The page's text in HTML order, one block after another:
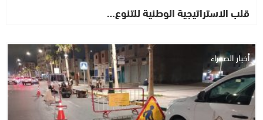
قلب الاستراتيجية الوطنية للتنوع…
أخبار الصحراء